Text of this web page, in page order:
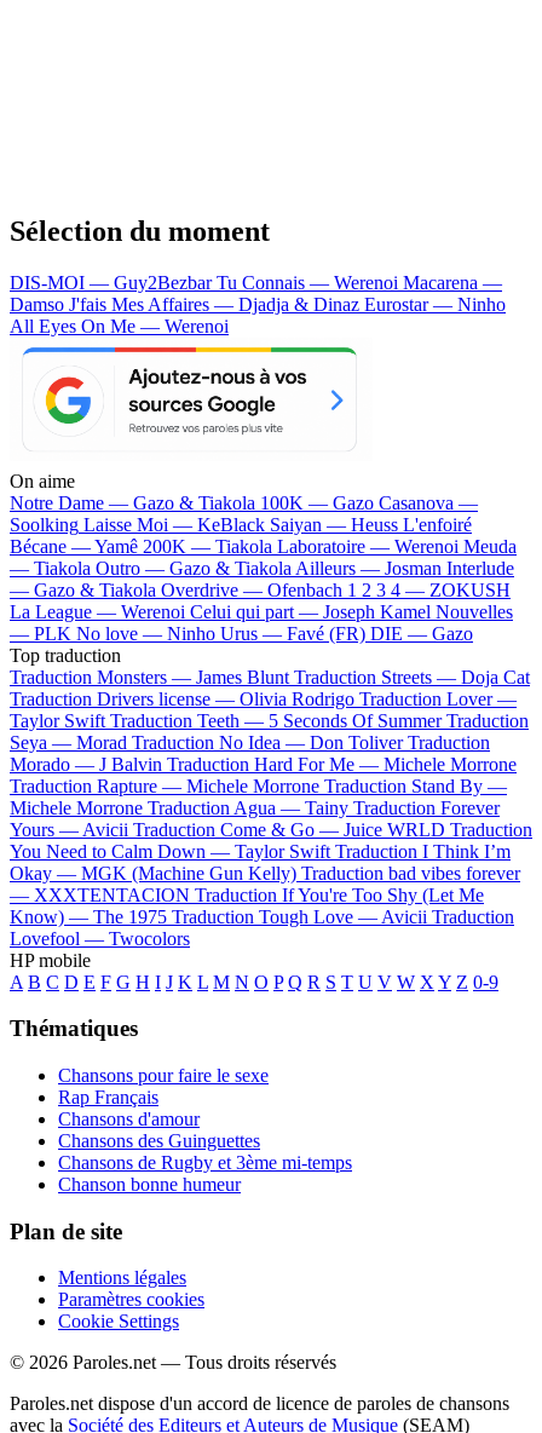
Sélection du moment
DIS-MOI — Guy2BezbarTu Connais — Werenoi Macarena —
Damso J'fais Mes Affaires — Djadja & Dinaz Eurostar — Ninho
All Eyes On Me — Werenoi
On aime
Notre Dame — Gazo & Tiakola 100K — Gazo Casanova —
Soolking Laisse Moi — KeBlack Saiyan — Heuss L'enfoiré
Bécane —Yamê 200K — Tiakola Laboratoire — Werenoi Meuda
— Tiakola Outro — Gazo & Tiakola Ailleurs — Josman Interlude
— Gazo & Tiakola Overdrive — Ofenbach 1 2 3 4 — ZOKUSH
La League — Werenoi Celui qui part — Joseph Kamel Nouvelles
— PLK No love — Ninho Urus — Favé (FR) DIE — Gazo
Top traduction
Traduction Monsters — James Blunt Traduction Streets — Doja Cat
Traduction Drivers license — Olivia Rodrigo Traduction Lover —
Taylor Swift Traduction Teeth — 5 Seconds Of Summer Traduction
Seya — Morad Traduction No Idea — Don Toliver Traduction
Morado — J Balvin Traduction Hard For Me — Michele Morrone
Traduction Rapture — Michele Morrone Traduction Stand By —
Michele Morrone Traduction Agua — Tainy Traduction Forever
Yours — Avicii Traduction Come & Go — Juice WRLD Traduction
You Need to Calm Down — Taylor Swift Traduction I Think I’m
Okay — MGK (Machine Gun Kelly) Traduction bad vibes forever
— XXXTENTACION Traduction If You're Too Shy (Let Me
Know) — The 1975 Traduction Tough Love — Avicii Traduction
Lovefool — Twocolors
HP mobile
A B C D E F G H I J K L M N O P Q R S T U V W X Y Z 0-9
Thématiques
Chansons pour faire le sexe
Rap Français
Chansons d'amour
Chansons des Guinguettes
Chansons de Rugby et 3ème mi-temps
Chanson bonne humeur
Plan de site
Mentions légales
Paramètres cookies
Cookie Settings
© 2026 Paroles.net — Tous droits réservés
Paroles.net dispose d'un accord de licence de paroles de chansons
avec la Société des Editeurs et Auteurs de Musique (SEAM)